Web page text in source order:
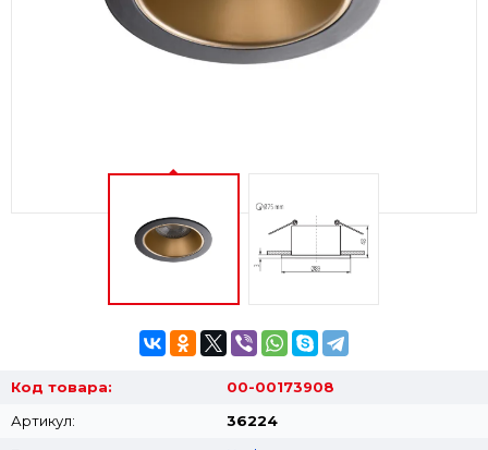
Код товара:
00-00173908
Артикул:
36224